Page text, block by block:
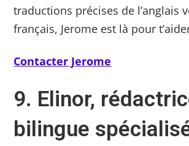
traductions précises de l’anglais
français, Jerome est là pour
Contacter Jerome
9. Elinor,
bilingue